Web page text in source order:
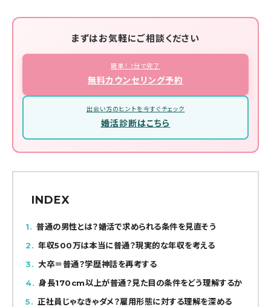
まずはお気軽にご相談ください
簡単！ 1分で完了
無料カウンセリング予約
出会い方のヒントを今すぐチェック
婚活診断はこちら
INDEX
1
普通の男性とは？婚活で求められる条件を見直そう
2
年収500万は本当に普通？現実的な年収を考える
3
大卒＝普通？学歴神話を再考する
4
身長170cm以上が普通？見た目の条件をどう理解するか
5
正社員じゃなきゃダメ？雇用形態に対する理解を深める